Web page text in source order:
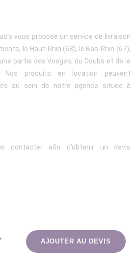
vous propose un service de livraison
le Haut-Rhin (68), le Bas-Rhin (67),
partie des Vosges, du Doubs et de la
Nos produits en location peuvent
au sein de notre agence située à
contacter afin d’obtenir un devis
AJOUTER AU DEVIS